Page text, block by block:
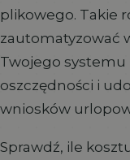
plikowego. Takie
zautomatyzować
Twojego systemu
oszczędności i
wniosków
Sprawdź, ile